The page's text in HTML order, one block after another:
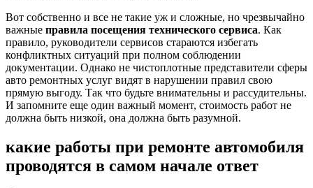
Вот собственно и все не такие уж и сложные, но чрезвычайно
важные правила посещения технического сервиса. Как
правило, руководители сервисов стараются избегать
конфликтных ситуаций при полном соблюдении
документации. Однако не чистоплотные представители сферы
авто ремонтных услуг видят в нарушении правил свою
прямую выгоду. Так что будьте внимательны и рассудительны.
И запомните еще один важный момент, стоимость работ не
должна быть низкой, она должна быть разумной.
какие работы при ремонте автомобиля
проводятся в самом начале ответ